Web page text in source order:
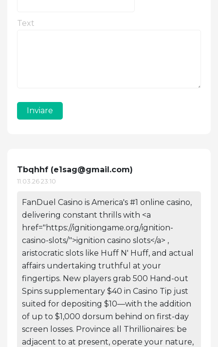
Text
Inviare
Tbqhhf (e1sag@gmail.com)
11.03.26 23:10
FanDuel Casino is America's #1 online casino,
delivering constant thrills with <a
href="https://ignitiongame.org/ignition-
casino-slots/">ignition casino slots</a> ,
aristocratic slots like Huff N' Huff, and actual
affairs undertaking truthful at your
fingertips. New players grab 500 Hand-out
Spins supplementary $40 in Casino Tip just
suited for depositing $10—with the addition
of up to $1,000 dorsum behind on first-day
screen losses. Province all Thrillionaires: be
adjacent to at present, operate your nature,